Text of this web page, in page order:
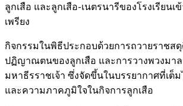
ลูกเสือ และลูกเสือ-เนตรนารีของโรงเรียนเ
เพรียง
กิจกรรมในพิธีประกอบด้วยการถวายราชส
ปฏิญาณตนของลูกเสือ และการวางพวงมาล
มหาธีรราชเจ้า ซึ่งจัดขึ้นในบรรยากาศที่เต็
และความภาคภูมิใจในกิจการลูกเสือ